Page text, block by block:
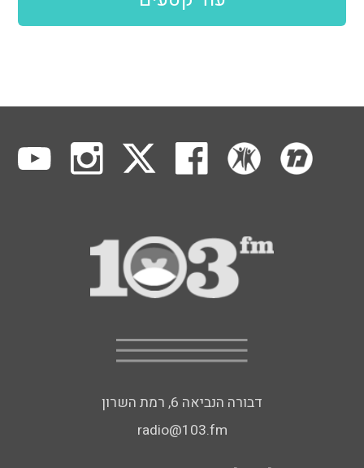
דבורה הנביאה 6, רמת השרון
radio@103.fm